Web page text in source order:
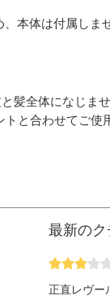
本体は付属しま
髪全体になじま
と合わせてご使
最新のク
正直レヴー